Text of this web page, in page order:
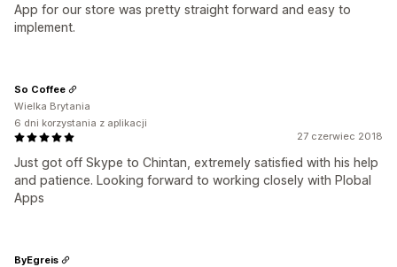
App for our store was pretty straight forward and easy to
implement.
27 czerwiec 2018
Just got off Skype to Chintan, extremely satisfied with his help
and patience. Looking forward to working closely with Plobal
Apps
So Coffee
Wielka Brytania
6 dni korzystania z aplikacji
ByEgreis